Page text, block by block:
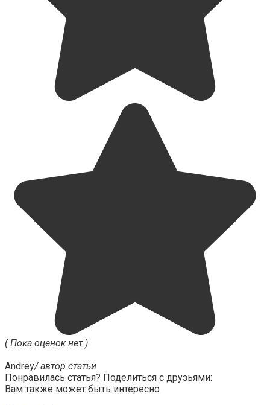
( Пока оценок нет )
Andrey/ автор статьи
Понравилась статья? Поделиться с друзьями:
Вам также может быть интересно